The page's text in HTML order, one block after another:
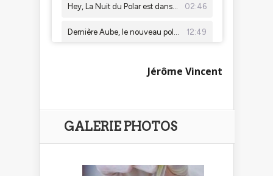
Jérôme Vincent
GALERIE PHOTOS